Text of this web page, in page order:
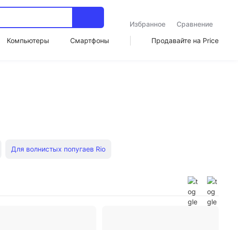
Избранное
Сравнение
Компьютеры Смартфоны Продавайте на Price
Для волнистых попугаев Rio